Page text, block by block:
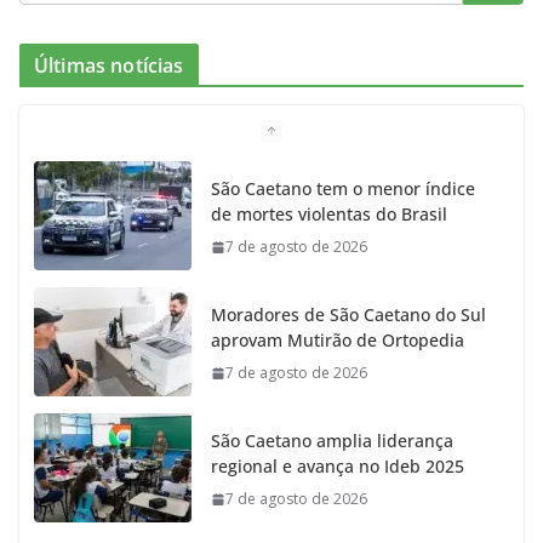
o
o
k
g
r
a
m
r e
Últimas notícias
São Caetano tem o menor índice
de mortes violentas do Brasil
7 de agosto de 2026
Moradores de São Caetano do Sul
aprovam Mutirão de Ortopedia
7 de agosto de 2026
São Caetano amplia liderança
regional e avança no Ideb 2025
7 de agosto de 2026